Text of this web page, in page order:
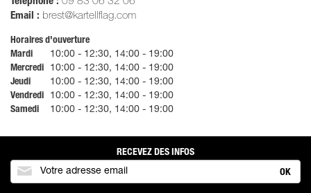
Email : brest@kartellflag.com
Horaires d'ouverture
Mardi
10:00 - 12:30, 14:00 - 19:00
Mercredi 10:00 - 12:30, 14:00 - 19:00
Jeudi
10:00 - 12:30, 14:00 - 19:00
Vendredi
10:00 - 12:30, 14:00 - 19:00
Samedi
10:00 - 12:30, 14:00 - 19:00
RECEVEZ DES INFOS
OK